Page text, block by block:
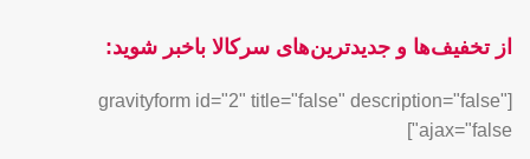
از تخفیف‌ها و جدیدترین‌های سرکالا باخبر شوید:
[gravityform id="2" title="false" description="false"
ajax="false"]